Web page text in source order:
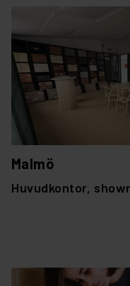
Malmö
Huvudkontor,